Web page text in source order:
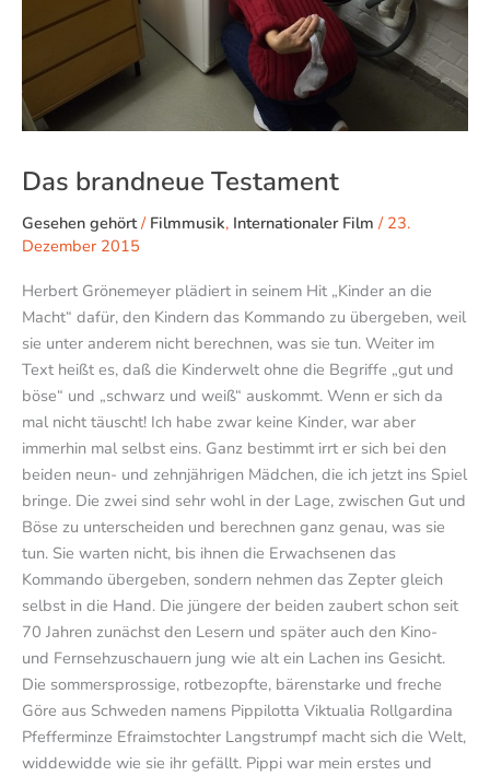
Das brandneue Testament
Gesehen gehört/ Filmmusik, Internationaler Film / 23.
Dezember 2015
Herbert Grönemeyer plädiert in seinem Hit „Kinder an die
Macht“ dafür, den Kindern das Kommando zu übergeben, weil
sie unter anderem nicht berechnen, was sie tun. Weiter im
Text heißt es, daß die Kinderwelt ohne die Begriffe „gut und
böse“ und „schwarz und weiß“ auskommt. Wenn er sich da
mal nicht täuscht! Ich habe zwar keine Kinder, war aber
immerhin mal selbst eins. Ganz bestimmt irrt er sich bei den
beiden neun- und zehnjährigen Mädchen, die ich jetzt ins Spiel
bringe. Die zwei sind sehr wohl in der Lage, zwischen Gut und
Böse zu unterscheiden und berechnen ganz genau, was sie
tun. Sie warten nicht, bis ihnen die Erwachsenen das
Kommando übergeben, sondern nehmen das Zepter gleich
selbst in die Hand. Die jüngere der beiden zaubert schon seit
70 Jahren zunächst den Lesern und später auch den Kino-
und Fernsehzuschauern jung wie alt ein Lachen ins Gesicht.
Die sommersprossige, rotbezopfte, bärenstarke und freche
Göre aus Schweden namens Pippilotta Viktualia Rollgardina
Pfefferminze Efraimstochter Langstrumpf macht sich die Welt,
widdewidde wie sie ihr gefällt. Pippi war mein erstes und